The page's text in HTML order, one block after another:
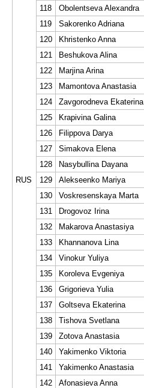
RUS
118
Obolentseva Alexandra
119
Sakorenko Adriana
120
Khristenko Anna
121
Beshukova Alina
122
Marjina Arina
123
Mamontova Anastasia
124
Zavgorodneva Ekaterina
125
Krapivina Galina
126
Filippova Darya
127
Simakova Elena
128
Nasybullina Dayana
129
Alekseenko Mariya
130
Voskresenskaya Marta
131
Drogovoz Irina
132
Makarova Anastasiya
133
Khannanova Lina
134
Vinokur Yuliya
135
Koroleva Evgeniya
136
Grigorieva Yulia
137
Goltseva Ekaterina
138
Tishova Svetlana
139
Zotova Anastasia
140
Yakimenko Viktoria
141
Yakimenko Anastasia
142
Afonasieva Anna